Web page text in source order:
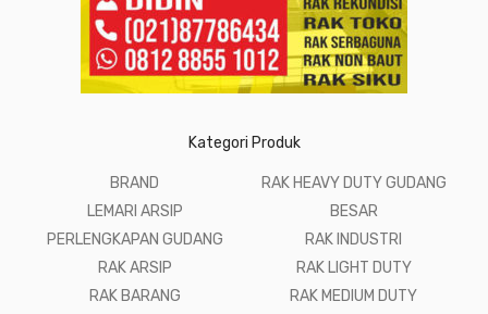
Kategori Produk
BRAND
LEMARI ARSIP
PERLENGKAPAN GUDANG
RAK ARSIP
RAK BARANG
RAK HEAVY DUTY GUDANG
BESAR
RAK INDUSTRI
RAK LIGHT DUTY
RAK MEDIUM DUTY